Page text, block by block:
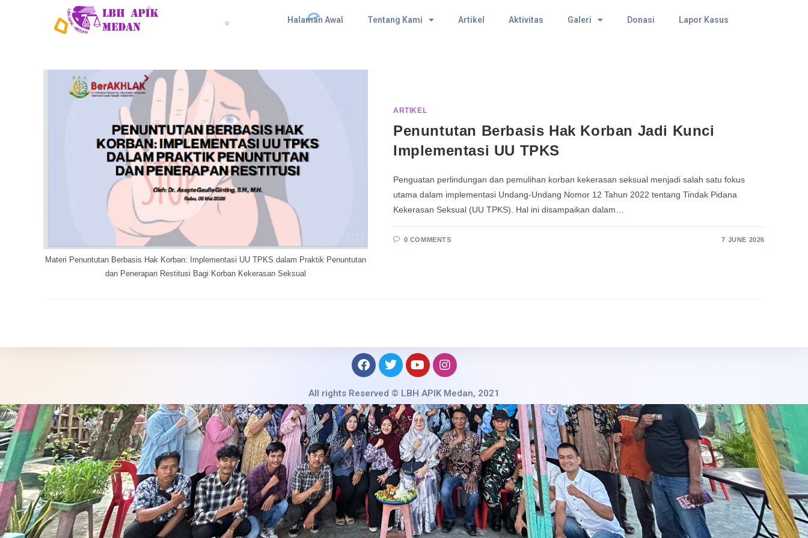
Halaman Awal Tentang Kami Artikel Aktivitas Galeri Donasi Lapor Kasus
Materi Penuntutan Berbasis Hak Korban: Implementasi UU TPKS dalam Praktik Penuntutan
dan Penerapan Restitusi Bagi Korban Kekerasan Seksual
ARTIKEL
Penuntutan Berbasis Hak Korban Jadi Kunci
Implementasi UU TPKS
Penguatan perlindungan dan pemulihan korban kekerasan seksual menjadi salah satu fokus
utama dalam implementasi Undang-Undang Nomor 12 Tahun 2022 tentang Tindak Pidana
Kekerasan Seksual (UU TPKS). Hal ini disampaikan dalam…
0 COMMENTS 7 JUNE 2026
All rights Reserved © LBH APIK Medan, 2021